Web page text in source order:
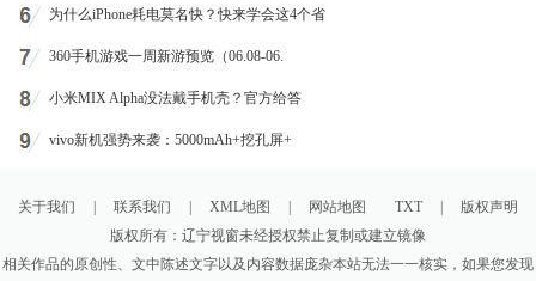
为什么iPhone耗电莫名快？快来学会这4个省
360手机游戏一周新游预览（06.08-06.
​小米MIX Alpha没法戴手机壳？官方给答
vivo新机强势来袭：5000mAh+挖孔屏+
关于我们 联系我们 XML地图 网站地图 TXT
版权声明
版权所有：辽宁视窗未经授权禁止复制或建立镜像
相关作品的原创性、文中陈述文字以及内容数据庞杂本站无法一一核实，如果您发现